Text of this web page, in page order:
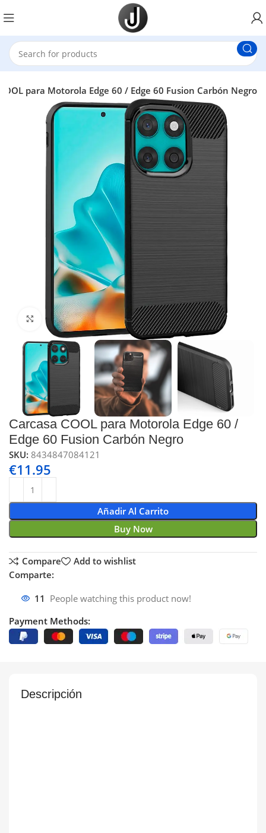
para Motorola Edge 60 / Edge 60 Fusion Carbón Negro
Click to enlarge
Carcasa COOL para Motorola Edge 60 /
Edge 60 Fusion Carbón Negro
SKU:8434847084121
€11.95
Añadir Al Carrito
Buy Now
Compare
Add to wishlist
Comparte:
11 People watching this product now!
Payment Methods:
Descripción